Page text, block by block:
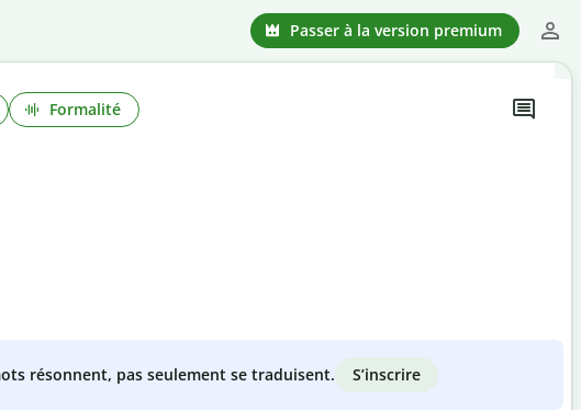
Passer à la version premium
Formalité
résonnent, pas seulement se traduisent. S’inscrire